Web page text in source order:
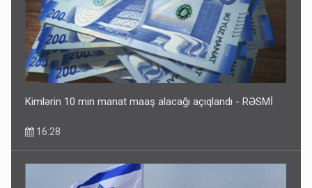
Kartdan karta istədiyiniz qədər köçürmə edə bilərsiniz -
VİDEO
11:06
Kimlərin 10 min manat maaş alacağı açıqlandı - RƏSMİ
16:28